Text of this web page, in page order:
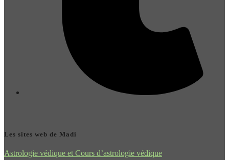
Les sites web de Madi
Astrologie védique et Cours d’astrologie védique